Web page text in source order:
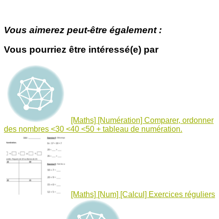
Vous aimerez peut-être également :
Vous pourriez être intéressé(e) par
[Maths] [Numération] Comparer, ordonner
des nombres <30 <40 <50 + tableau de numération.
[Maths] [Num] [Calcul] Exercices réguliers